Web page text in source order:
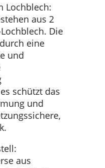
Lochblech:
aus 2
Die
eine
und
schützt das
und
aus